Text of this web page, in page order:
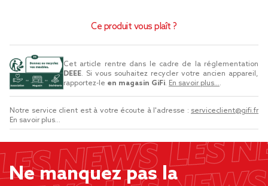
Ce produit vous plaît ?
Cet article rentre dans le cadre de la réglementation
DEEE. Si vous souhaitez recycler votre ancien appareil,
rapportez-le en magasin GiFi. En savoir plus....
Notre service client est à votre écoute à l'adresse : serviceclient@gifi.fr
En savoir plus...
Ne manquez pas la